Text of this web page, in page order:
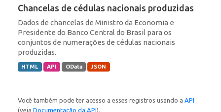
Chancelas de cédulas nacionais produzidas
Dados de chancelas de Ministro da Economia e
Presidente do Banco Central do Brasil para os
conjuntos de numerações de cédulas nacionais
produzidas.
HTML API OData JSON
Você também pode ter acesso a esses registros usando a API
(veja Documentação da API).